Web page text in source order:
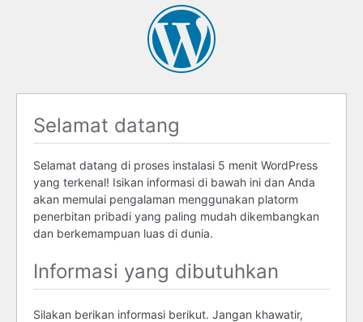
Selamat datang
Selamat datang di proses instalasi 5 menit WordPress
yang terkenal! Isikan informasi di bawah ini dan Anda
akan memulai pengalaman menggunakan platorm
penerbitan pribadi yang paling mudah dikembangkan
dan berkemampuan luas di dunia.
Informasi yang dibutuhkan
Silakan berikan informasi berikut. Jangan khawatir,